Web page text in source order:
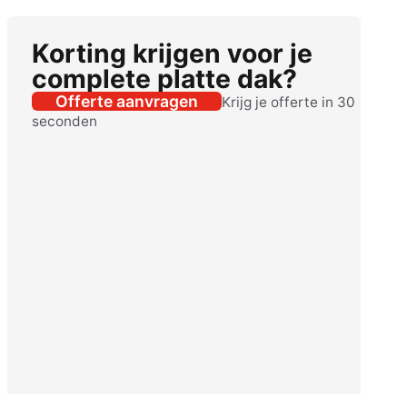
Korting krijgen voor je
complete platte dak?
Offerte aanvragen
Krijg je offerte in 30
seconden